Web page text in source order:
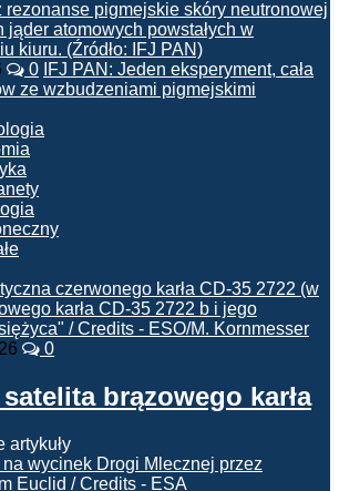
0 IFJ PAN: Jeden eksperyment, cała
ze wzbudzeniami pigmejskimi
0
brązowego karła
artykuły